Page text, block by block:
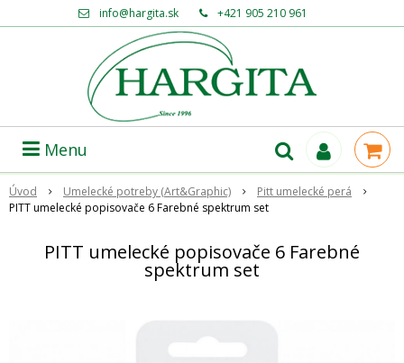
info@hargita.sk +421 905 210 961
Menu
Úvod Umelecké potreby (Art&Graphic)
Pitt umelecké perá
PITT umelecké popisovače 6 Farebné spektrum set
PITT umelecké popisovače 6 Farebné
spektrum set